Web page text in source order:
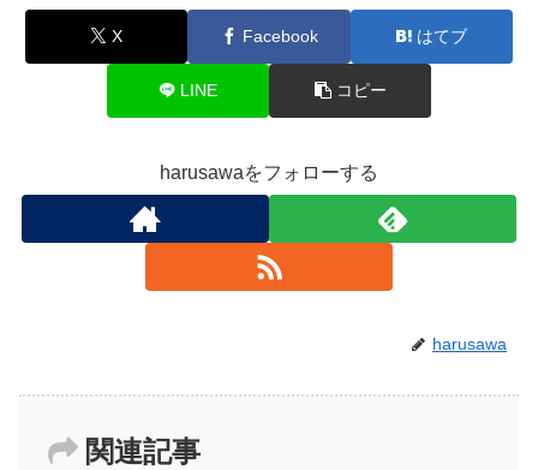
X Facebook はてブ
LINE コピー
harusawaをフォローする
harusawa
関連記事